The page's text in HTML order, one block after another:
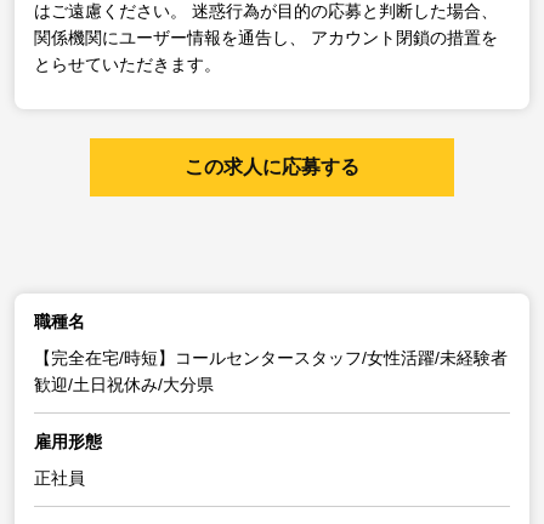
はご遠慮ください。
迷惑行為が目的の応募と判断した場合、
関係機関にユーザー情報を通告し、
アカウント閉鎖の措置を
とらせていただきます。
この求人に応募する
職種名
【完全在宅/時短】コールセンタースタッフ/女性活躍/未経験者
歓迎/土日祝休み/大分県
雇用形態
正社員